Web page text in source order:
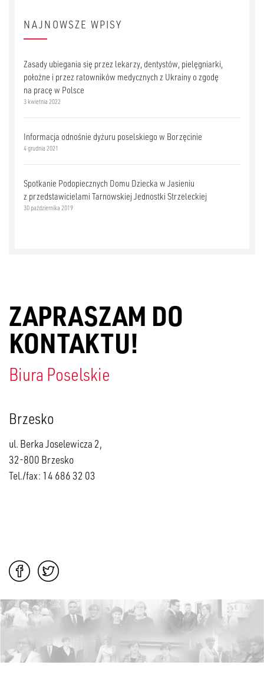
NAJNOWSZE WPISY
Zasady ubiegania się przez lekarzy, dentystów, pielęgniarki,
położne i przez ratowników medycznych z Ukrainy o zgodę
na pracę w Polsce
3 kwietnia 2022
Informacja odnośnie dyżuru poselskiego w Borzęcinie
4 grudnia 2021
Spotkanie Podopiecznych Domu Dziecka w Jasieniu
z przedstawicielami Tarnowskiej Jednostki Strzeleckiej
30 października 2019
ZAPRASZAM DO
KONTAKTU!
Biura Poselskie
Brzesko
ul. Berka Joselewicza 2,
32-800 Brzesko
Tel./fax: 14 686 32 03